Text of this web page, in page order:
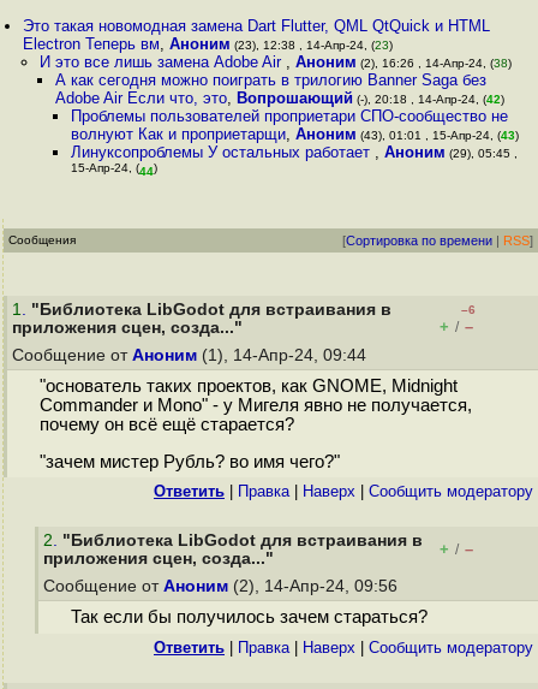
Это такая новомодная замена Dart Flutter, QML QtQuick и HTML
Electron Теперь вм,Аноним (23), 12:38 , 14-Апр-24, (23)
И это все лишь замена Adobe Air , Аноним (2), 16:26 , 14-Апр-24, (38)
А как сегодня можно поиграть в трилогию Banner Saga без
Adobe Air Если что, это, Вопрошающий (-), 20:18 , 14-Апр-24, (42)
Проблемы пользователей проприетари СПО-сообщество не
волнуют Как и проприетарщи,Аноним (43), 01:01 , 15-Апр-24, (43)
Линуксопроблемы У остальных работает ,Аноним (29), 05:45 ,
15-Апр-24, (44)
Сообщения [Сортировка по времени | RSS]
1. "Библиотека LibGodot для встраивания в
приложения сцен, созда..."
–6
+ / –
Сообщение от Аноним (1), 14-Апр-24, 09:44
"основатель таких проектов, как GNOME, Midnight
Commander и Mono" - у Мигеля явно не получается,
почему он всё ещё старается?
"зачем мистер Рубль? во имя чего?"
Ответить Правка| Наверх Cообщить модератору
2. "Библиотека LibGodot для встраивания в
приложения сцен, созда..."
+ / –
Сообщение от Аноним (2), 14-Апр-24, 09:56
Так если бы получилось зачем стараться?
Ответить Правка| Наверх Cообщить модератору